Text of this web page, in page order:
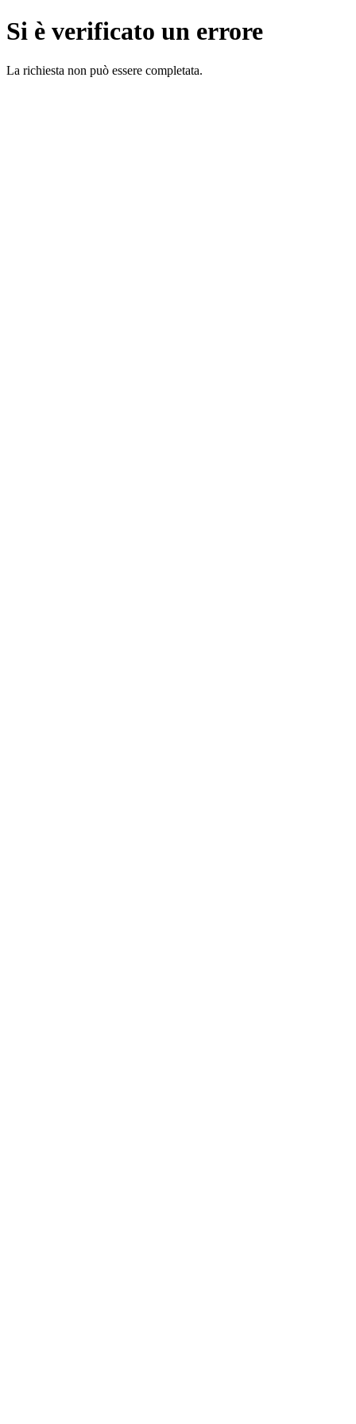
Si è verificato un errore
La richiesta non può essere completata.